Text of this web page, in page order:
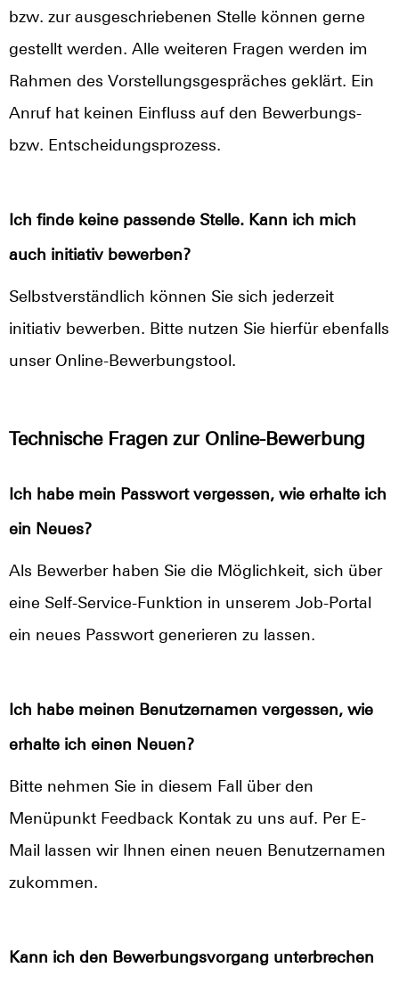
bzw. zur ausgeschriebenen Stelle können gerne
gestellt werden. Alle weiteren Fragen werden im
Rahmen des Vorstellungsgespräches geklärt. Ein
Anruf hat keinen Einfluss auf den Bewerbungs-
bzw. Entscheidungsprozess.
Ich finde keine passende Stelle. Kann ich mich
auch initiativ bewerben?
Selbstverständlich können Sie sich jederzeit
initiativ bewerben. Bitte nutzen Sie hierfür ebenfalls
unser Online-Bewerbungstool.
Technische Fragen zur Online-Bewerbung
Ich habe mein Passwort vergessen, wie erhalte ich
ein Neues?
Als Bewerber haben Sie die Möglichkeit, sich über
eine Self-Service-Funktion in unserem Job-Portal
ein neues Passwort generieren zu lassen.
Ich habe meinen Benutzernamen vergessen, wie
erhalte ich einen Neuen?
Bitte nehmen Sie in diesem Fall über den
Menüpunkt Feedback Kontak zu uns auf. Per E-
Mail lassen wir Ihnen einen neuen Benutzernamen
zukommen.
Kann ich den Bewerbungsvorgang unterbrechen